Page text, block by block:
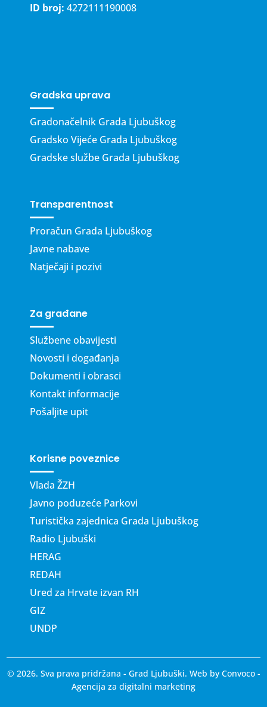
ID broj: 4272111190008
Gradska uprava
Gradonačelnik Grada Ljubuškog
Gradsko Vijeće Grada Ljubuškog
Gradske službe Grada Ljubuškog
Transparentnost
Proračun Grada Ljubuškog
Javne nabave
Natječaji i pozivi
Za građane
Službene obavijesti
Novosti i događanja
Dokumenti i obrasci
Kontakt informacije
Pošaljite upit
Korisne poveznice
Vlada ŽZH
Javno poduzeće Parkovi
Turistička zajednica Grada Ljubuškog
Radio Ljubuški
HERAG
REDAH
Ured za Hrvate izvan RH
GIZ
UNDP
© 2026. Sva prava pridržana - Grad Ljubuški. Web by Convoco-
Agencija za digitalni marketing